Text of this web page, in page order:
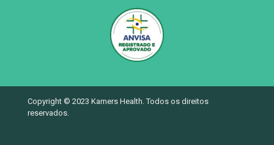
Copyright © 2023 Kamers Health. Todos os direitos
reservados.